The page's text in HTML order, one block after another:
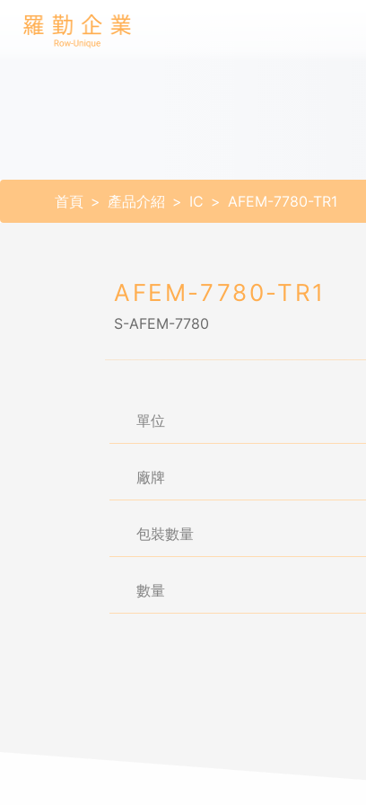
首頁 產品介紹 IC AFEM-7780-TR1
AFEM-7780-TR1
S-AFEM-7780
單位
廠牌
包裝數量
數量